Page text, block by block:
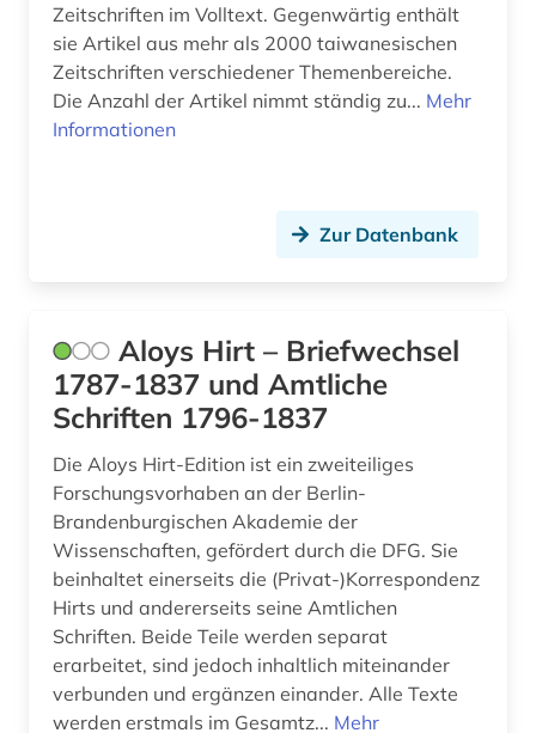
dissertation (4)
doi (1)
doktorarbeit (1)
drittmittel (1)
drittmittelforschung (1)
e-learning (3)
edition (1)
elektronik (1)
elektronische ressource (1)
elektronische zeitschrift (2)
elektronisches buch (14)
Zeitschriften im Volltext. Gegenwärtig enthält
sie Artikel aus mehr als 2000 taiwanesischen
Zeitschriften verschiedener Themenbereiche.
Die Anzahl der Artikel nimmt ständig zu... Mehr
Informationen
Zur Datenbank
Aloys Hirt – Briefwechsel
1787-1837 und Amtliche
Schriften 1796-1837
Die Aloys Hirt-Edition ist ein zweiteiliges
Forschungsvorhaben an der Berlin-
Brandenburgischen Akademie der
Wissenschaften, gefördert durch die DFG. Sie
beinhaltet einerseits die (Privat-)Korrespondenz
Hirts und andererseits seine Amtlichen
Schriften. Beide Teile werden separat
erarbeitet, sind jedoch inhaltlich miteinander
verbunden und ergänzen einander. Alle Texte
werden erstmals im Gesamtz... Mehr